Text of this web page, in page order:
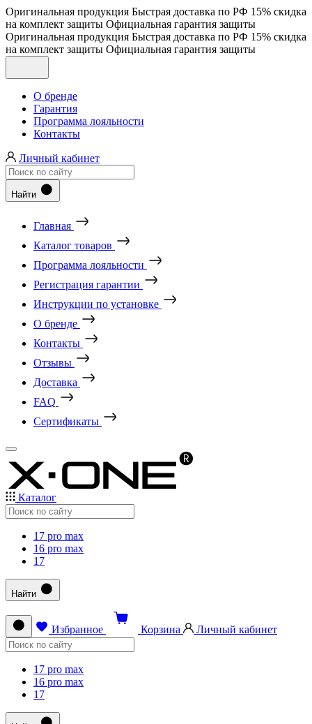
Оригинальная продукция Быстрая доставка по РФ 15% скидка
на комплект защиты Официальная гарантия защиты
Оригинальная продукция Быстрая доставка по РФ 15% скидка
на комплект защиты Официальная гарантия защиты
О бренде
Гарантия
Программа лояльности
Контакты
Личный кабинет
Найти
Главная
Каталог товаров
Программа лояльности
Регистрация гарантии
Инструкции по установке
О бренде
Контакты
Отзывы
Доставка
FAQ
Сертификаты
Каталог
17 pro max
16 pro max
17
Найти
Избранное Корзина Личный кабинет
17 pro max
16 pro max
17